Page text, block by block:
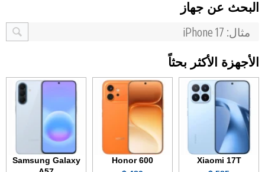
البحث عن جهاز
الأجهزة الأكثر بحثاً
Xiaomi 17T
Honor 600
Samsung Galaxy